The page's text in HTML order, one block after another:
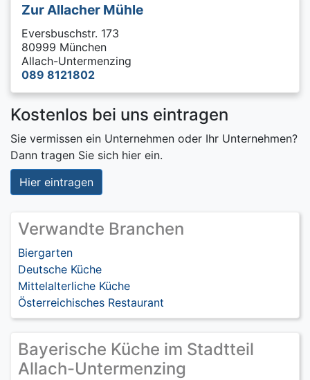
Zur Allacher Mühle
Eversbuschstr. 173
80999 München
Allach-Untermenzing
089 8121802
Kostenlos bei uns eintragen
Sie vermissen ein Unternehmen oder Ihr Unternehmen?
Dann tragen Sie sich hier ein.
Hier eintragen
Verwandte Branchen
Biergarten
Deutsche Küche
Mittelalterliche Küche
Österreichisches Restaurant
Bayerische Küche im Stadtteil
Allach-Untermenzing